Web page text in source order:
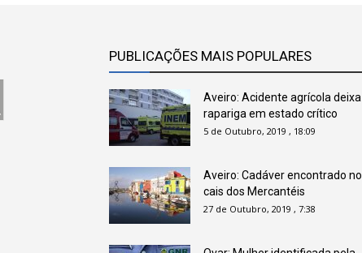
PUBLICAÇÕES MAIS POPULARES
Aveiro: Acidente agrícola deixa
rapariga em estado crítico
5 de Outubro, 2019 , 18:09
Aveiro: Cadáver encontrado no
cais dos Mercantéis
27 de Outubro, 2019 , 7:38